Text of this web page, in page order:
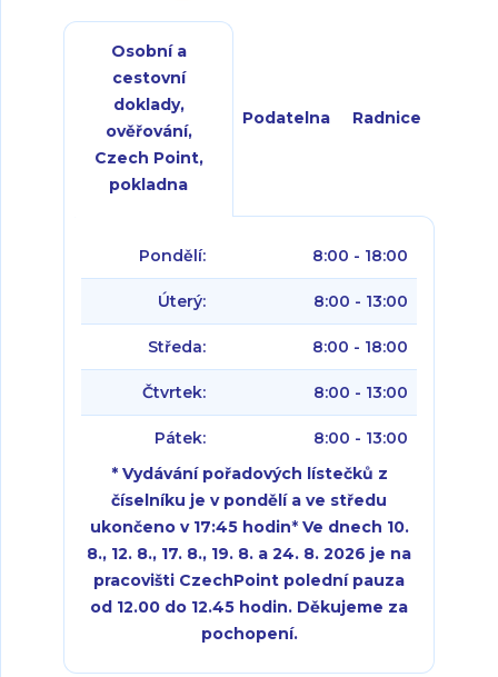
Osobní a
cestovní
doklady,
ověřování,
Czech Point,
pokladna
Podatelna Radnice
Pondělí: 8:00 - 18:00
Úterý: 8:00 - 13:00
Středa: 8:00 - 18:00
Čtvrtek: 8:00 - 13:00
Pátek:
8:00 - 13:00
* Vydávání pořadových lístečků z
číselníku je v pondělí a ve středu
ukončeno v 17:45 hodin* Ve dnech 10.
8., 12. 8., 17. 8., 19. 8. a 24. 8. 2026 je na
pracovišti CzechPoint polední pauza
od 12.00 do 12.45 hodin. Děkujeme za
pochopení.